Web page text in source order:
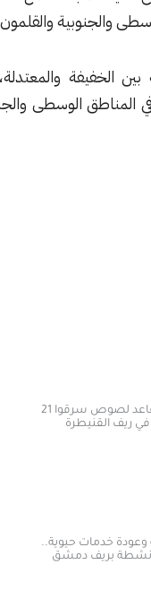
والقلمون.
والمعتدلة، مع هبات
الوسطى والجنوبية، بينما
سرقة مصدر رزق متقاعد لصوص سرقوا 21
حيوية..
دمشق